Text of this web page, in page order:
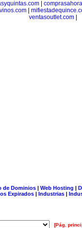
ventasoutlet.com
de Dominios| Web Hosting |
Expirados | Industrias |
[Pág.